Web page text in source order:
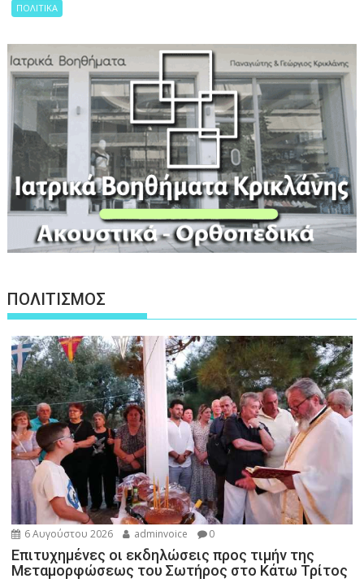
ΠΟΛΙΤΙΚΑ
ΠΟΛΙΤΙΣΜΟΣ
6 Αυγούστου 2026 adminvoice 0
Επιτυχημένες οι εκδηλώσεις προς τιμήν της
Μεταμορφώσεως του Σωτήρος στο Κάτω Τρίτος